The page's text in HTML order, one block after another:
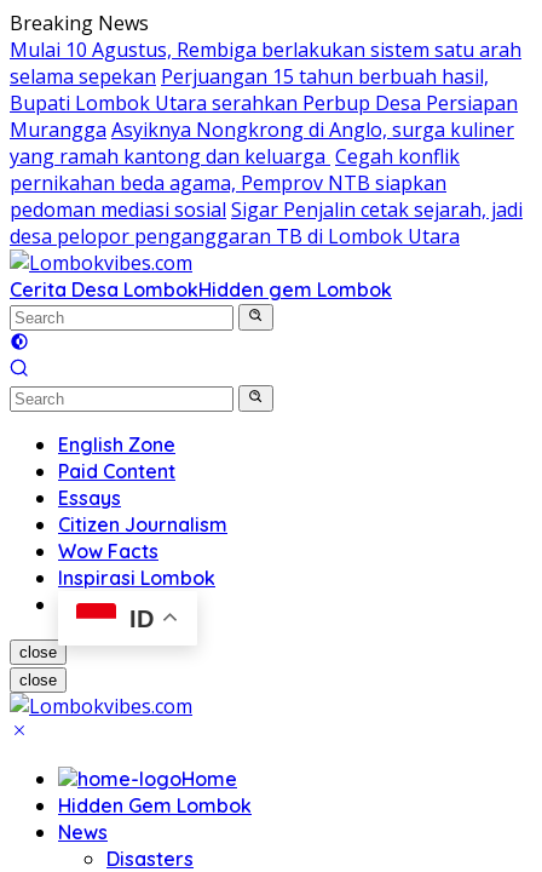
Skip
to
content
Breaking News
Mulai 10 Agustus, Rembiga berlakukan sistem satu arah
selama sepekan Perjuangan 15 tahun berbuah hasil,
Bupati Lombok Utara serahkan Perbup Desa Persiapan
Murangga Asyiknya Nongkrong di Anglo, surga kuliner
yang ramah kantong dan keluarga Cegah konflik
pernikahan beda agama, Pemprov NTB siapkan
pedoman mediasi sosial Sigar Penjalin cetak sejarah, jadi
desa pelopor penganggaran TB di Lombok Utara
Cerita Desa LombokHidden gem Lombok
English Zone
Paid Content
Essays
Citizen Journalism
Wow Facts
Inspirasi Lombok
ID
close
close
Home
Hidden Gem Lombok
News
Disasters